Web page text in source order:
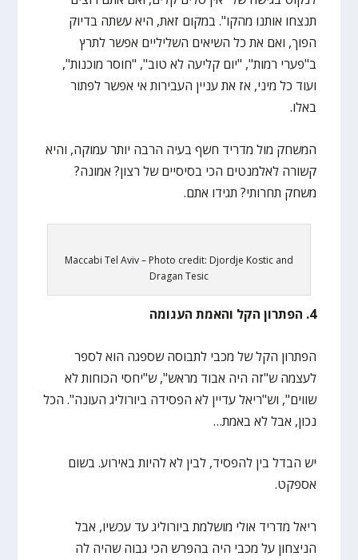
תנצחו אותנו מהקו". במקום זאת, היא עשתה בדיוק
הפוך, ואם את כל השיאים השליליים אפשר לתרץ
ב"פערי רמות", "יום קליעה לא טוב", "חוסר מוכנות",
ועוד כל מיני, אז את עניין העבירות אי אפשר לפתור
באלו.
המשחק מול מדריד חשף בעיה הרבה יותר עמוקה, והיא
קשורה לאלמנטים הכי בסיסיים של רצון? אמונה?
משחק תחרותי? תגידו אתם.
Maccabi Tel Aviv – Photo credit: Djordje Kostic and
Dragan Tesic
4. הפתרון הקל והאמת העגומה
הפתרון הקל של מכבי לתבוסה שספגה הוא לספר
לעצמה ש"זה היה אבוד מראש", ש"יחסי הכוחות לא
שווים", וש"ריאל עדיין לא הפסידה ביורוליג העונה". הכל
נכון, אבל לא באמת…
יש הבדל בין להפסיד, לבין לא להיות באירוע. בשום
אספקט.
ריאל מדריד אולי מושלמת ביורוליג עד עכשיו, אבל
הניצחון על מכבי היה בהפרש הכי גבוה שהיה לה